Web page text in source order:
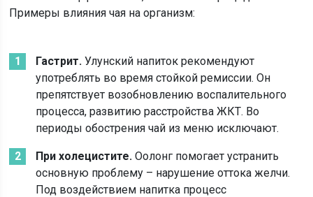
Примеры влияния чая на организм:
Гастрит.Улунский напиток рекомендуют
употреблять во время стойкой ремиссии. Он
препятствует возобновлению воспалительного
процесса, развитию расстройства ЖКТ. Во
периоды обострения чай из меню исключают.
При холецистите. Оолонг помогает устранить
основную проблему – нарушение оттока желчи.
Под воздействием напитка процесс